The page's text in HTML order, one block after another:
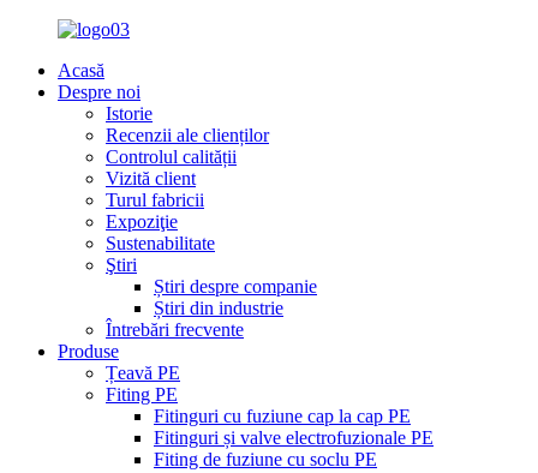
Acasă
Despre noi
Istorie
Recenzii ale clienților
Controlul calității
Vizită client
Turul fabricii
Expoziţie
Sustenabilitate
Ştiri
Știri despre companie
Știri din industrie
Întrebări frecvente
Produse
Țeavă PE
Fiting PE
Fitinguri cu fuziune cap la cap PE
Fitinguri și valve electrofuzionale PE
Fiting de fuziune cu soclu PE